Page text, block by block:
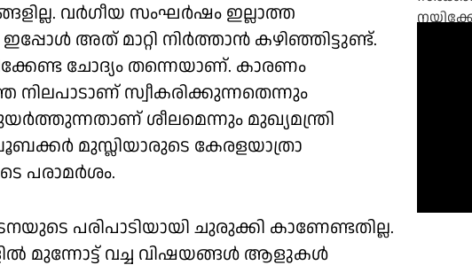
വർഗീയ സംഘർഷം ഇല്ലാത്ത
അത് മാറ്റി നിർത്താൻ കഴിഞ്ഞിട്ടുണ്ട്.
ചോദ്യം തന്നെയാണ്. കാരണം
നിലപാടാണ് സ്വീകരിക്കുന്നതെന്നും
ശീലമെന്നും മുഖ്യമന്ത്രി
മുസ്ലിയാരുടെ കേരളയാത്രാ
പരാമർശം.
പരിപാടിയായി ചുരുക്കി കാണേണ്ടതില്ല.
മുന്നോട്ട് വച്ച വിഷയങ്ങൾ ആളുകൾ